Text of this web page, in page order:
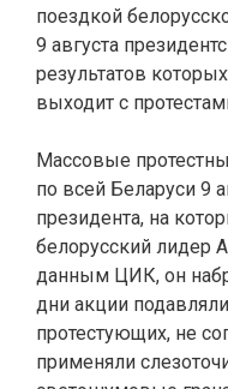
поездкой
9 августа
результатов
выходит с
Массовые
по всей Беларуси 9
президента, на
белорусский лидер
данным ЦИК, он
дни акции
протестующих, не
применяли